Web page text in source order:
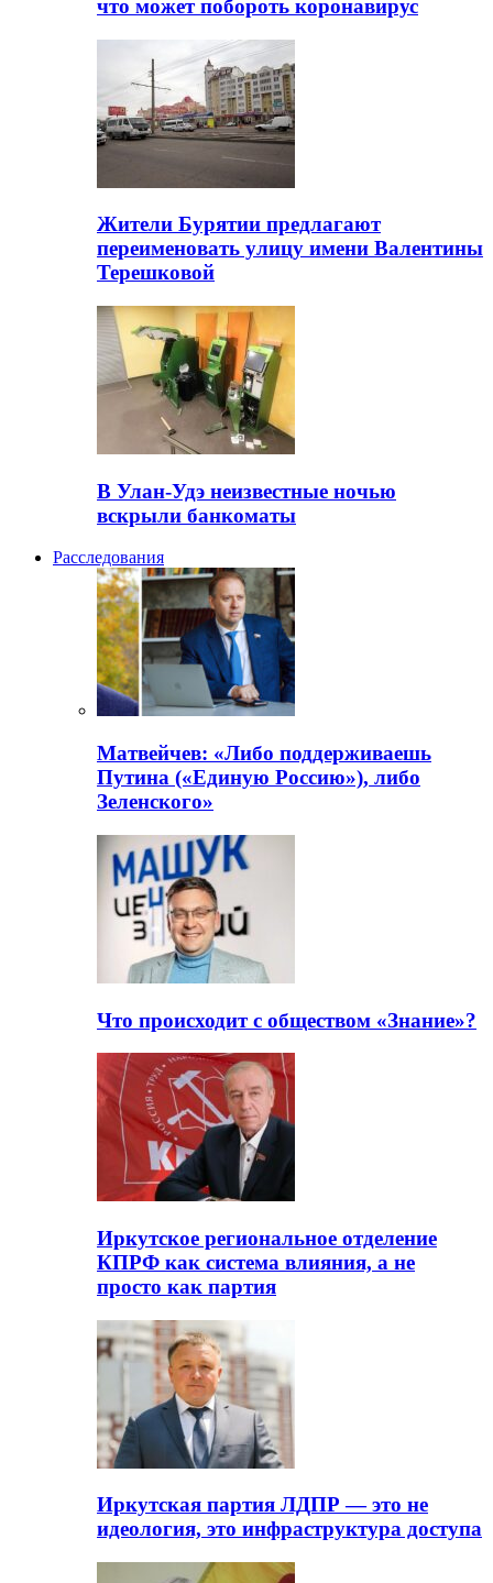
что может побороть коронавирус
Жители Бурятии предлагают
переименовать улицу имени Валентины
Терешковой
В Улан-Удэ неизвестные ночью
вскрыли банкоматы
Расследования
Матвейчев: «Либо поддерживаешь
Путина («Единую Россию»), либо
Зеленского»
Что происходит с обществом «Знание»?
Иркутское региональное отделение
КПРФ как система влияния, а не
просто как партия
Иркутская партия ЛДПР — это не
идеология, это инфраструктура доступа